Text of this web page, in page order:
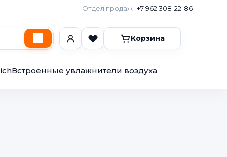
Отдел продаж +7 962 308-22-86
Корзина
Встроенные увлажнители воздуха